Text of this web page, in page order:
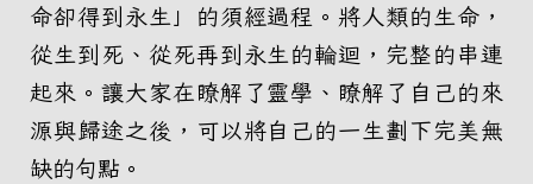
命卻得到永生」的須經過程。將人類的生命，
從生到死、從死再到永生的輪迴，完整的串連
起來。讓大家在瞭解了靈學、瞭解了自己的來
源與歸途之後，可以將自己的一生劃下完美無
缺的句點。